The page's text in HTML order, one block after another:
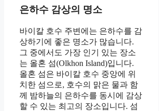
은하수 감상의 명소
바이칼 호수 주변에는 은하수를 감
상하기에 좋은 명소가 많습니다.
그 중에서도 가장 인기 있는 장소
는 올혼 섬(Olkhon Island)입니다.
올혼 섬은 바이칼 호수 중앙에 위
치한 섬으로, 호수의 맑은 물과 함
께 밤하늘의 은하수를 동시에 감상
할 수 있는 최고의 장소입니다. 섬